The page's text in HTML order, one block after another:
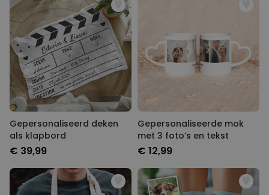
Gepersonaliseerd deken
als klapbord
€ 39,99
Gepersonaliseerde mok
met 3 foto’s en tekst
€ 12,99